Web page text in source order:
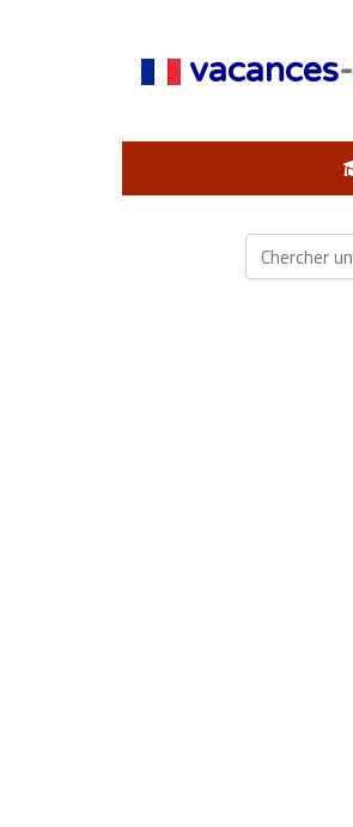
vacances-